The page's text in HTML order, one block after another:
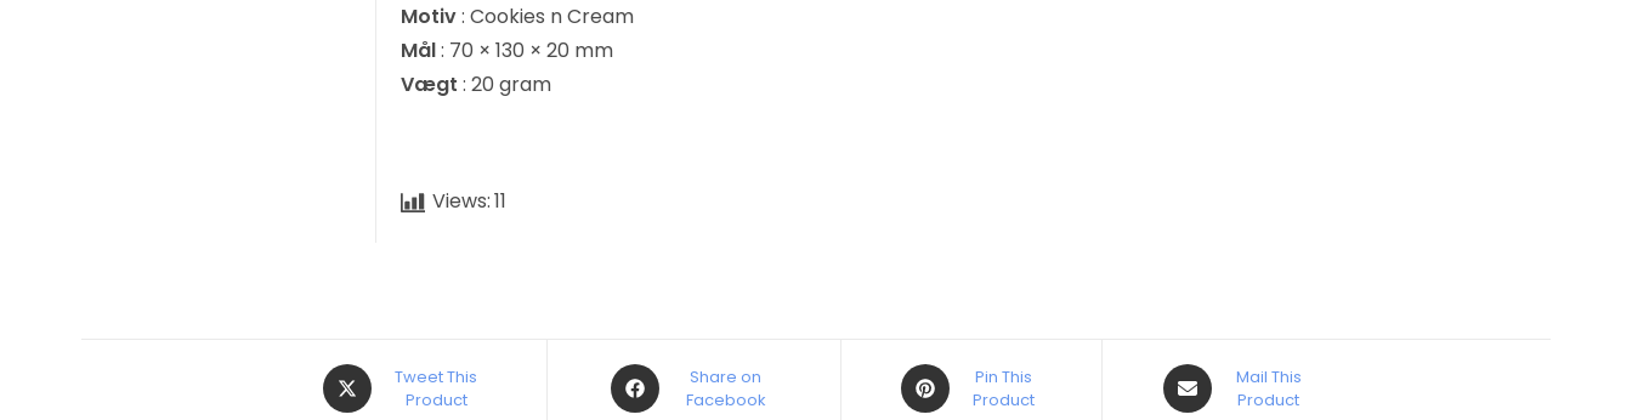
Motiv: Cookies n Cream
Mål: 70 × 130 × 20 mm
Vægt : 20 gram
Views:11
Tweet This
Product
Share on
Facebook
Pin This
Product
Mail This
Product